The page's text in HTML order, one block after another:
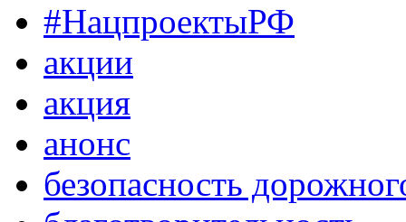
#НацпроектыРФ
акции
акция
анонс
безопасность